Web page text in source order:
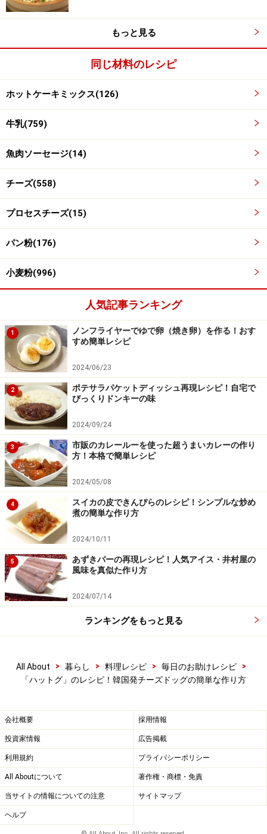
3
ホットケーキミックスと牛乳を混ぜてこねる
ボウルにホットケーキミックスを入れ、牛乳を注ぎ入れ
ながら箸で混ぜ、粉に水分がいきわたったら、手で軽く
牛乳は一気に入れてしまわずに、こねて堅さを確かめな
ば、水を少量足す。
4
打ち粉をふって4等分にする
打ち粉をふって、4分割する。
もっと見る
同じ材料のレシピ
ホットケーキミックス(126)
牛乳(759)
魚肉ソーセージ(14)
チーズ(558)
プロセスチーズ(15)
パン粉(176)
小麦粉(996)
人気記事ランキング
1
ノンフライヤーでゆで卵（焼き卵）を作る！おす
すめ簡単レシピ
2024/06/23
2
ポテサラパケットディッシュ再現レシピ！自宅で
びっくりドンキーの味
2024/09/24
3
市販のカレールーを使った超うまいカレーの作り
方！本格で簡単レシピ
2024/05/08
4
スイカの皮できんぴらのレシピ！シンプルな炒め
煮の簡単な作り方
2024/10/11
5
あずきバーの再現レシピ！人気アイス・井村屋の
風味を真似た作り方
2024/07/14
ランキングをもっと見る
All About > 暮らし > 料理レシピ > 毎日のお助けレシピ
>
「ハットグ」のレシピ！韓国発チーズドッグの簡単な作り方
会社概要 採用情報
投資家情報 広告掲載
利用規約 プライバシーポリシー
All Aboutについて 著作権・商標・免責
当サイトの情報についての注意 サイトマップ
ヘルプ